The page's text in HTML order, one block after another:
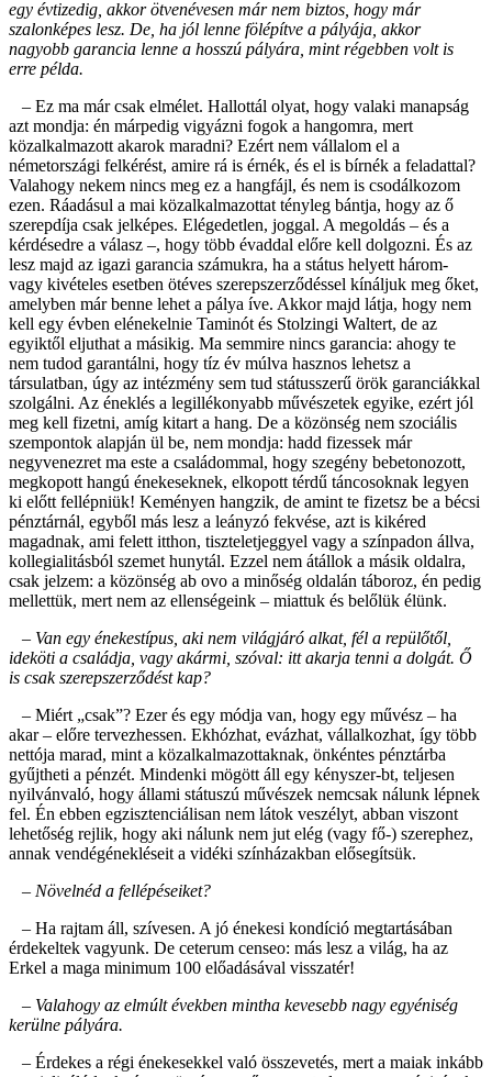
egy évtizedig, akkor ötvenévesen már nem biztos, hogy már
szalonképes lesz. De, ha jól lenne fölépítve a pályája, akkor
nagyobb garancia lenne a hosszú pályára, mint régebben volt is
erre példa.
– Ez ma már csak elmélet. Hallottál olyat, hogy valaki manapság
azt mondja: én márpedig vigyázni fogok a hangomra, mert
közalkalmazott akarok maradni? Ezért nem vállalom el a
németországi felkérést, amire rá is érnék, és el is bírnék a feladattal?
Valahogy nekem nincs meg ez a hangfájl, és nem is csodálkozom
ezen. Ráadásul a mai közalkalmazottat tényleg bántja, hogy az ő
szerepdíja csak jelképes. Elégedetlen, joggal. A megoldás – és a
kérdésedre a válasz –, hogy több évaddal előre kell dolgozni. És az
lesz majd az igazi garancia számukra, ha a státus helyett három-
vagy kivételes esetben ötéves szerepszerződéssel kínáljuk meg őket,
amelyben már benne lehet a pálya íve. Akkor majd látja, hogy nem
kell egy évben elénekelnie Taminót és Stolzingi Waltert, de az
egyiktől eljuthat a másikig. Ma semmire nincs garancia: ahogy te
nem tudod garantálni, hogy tíz év múlva hasznos lehetsz a
társulatban, úgy az intézmény sem tud státusszerű örök garanciákkal
szolgálni. Az éneklés a legillékonyabb művészetek egyike, ezért jól
meg kell fizetni, amíg kitart a hang. De a közönség nem szociális
szempontok alapján ül be, nem mondja: hadd fizessek már
negyvenezret ma este a családommal, hogy szegény bebetonozott,
megkopott hangú énekeseknek, elkopott térdű táncosoknak legyen
ki előtt fellépniük! Keményen hangzik, de amint te fizetsz be a bécsi
pénztárnál, egyből más lesz a leányzó fekvése, azt is kikéred
magadnak, ami felett itthon, tiszteletjeggyel vagy a színpadon állva,
kollegialitásból szemet hunytál. Ezzel nem átállok a másik oldalra,
csak jelzem: a közönség ab ovo a minőség oldalán táboroz, én pedig
mellettük, mert nem az ellenségeink – miattuk és belőlük élünk.
– Van egy énekestípus, aki nem világjáró alkat, fél a repülőtől,
ideköti a családja, vagy akármi, szóval: itt akarja tenni a dolgát. Ő
is csak szerepszerződést kap?
– Miért „csak”? Ezer és egy módja van, hogy egy művész – ha
akar – előre tervezhessen. Ekhózhat, evázhat, vállalkozhat, így több
nettója marad, mint a közalkalmazottaknak, önkéntes pénztárba
gyűjtheti a pénzét. Mindenki mögött áll egy kényszer-bt, teljesen
nyilvánvaló, hogy állami státuszú művészek nemcsak nálunk lépnek
fel. Én ebben egzisztenciálisan nem látok veszélyt, abban viszont
lehetőség rejlik, hogy aki nálunk nem jut elég (vagy fő-) szerephez,
annak vendégénekléseit a vidéki színházakban elősegítsük.
– Növelnéd a fellépéseiket?
– Ha rajtam áll, szívesen. A jó énekesi kondíció megtartásában
érdekeltek vagyunk. De ceterum censeo: más lesz a világ, ha az
Erkel a maga minimum 100 előadásával visszatér!
– Valahogy az elmúlt években mintha kevesebb nagy egyéniség
kerülne pályára.
– Érdekes a régi énekesekkel való összevetés, mert a maiak inkább